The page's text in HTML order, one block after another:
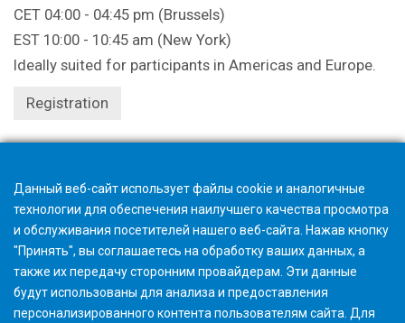
CET 04:00 - 04:45 pm (Brussels)
EST 10:00 - 10:45 am (New York)
Ideally suited for participants in Americas and Europe.
Registration
Данный веб-сайт использует файлы cookie и аналогичные
технологии для обеспечения наилучшего качества просмотра
и обслуживания посетителей нашего веб-сайта. Нажав кнопку
"Принять", вы соглашаетесь на обработку ваших данных, а
также их передачу сторонним провайдерам. Эти данные
будут использованы для анализа и предоставления
персонализированного контента пользователям сайта. Для